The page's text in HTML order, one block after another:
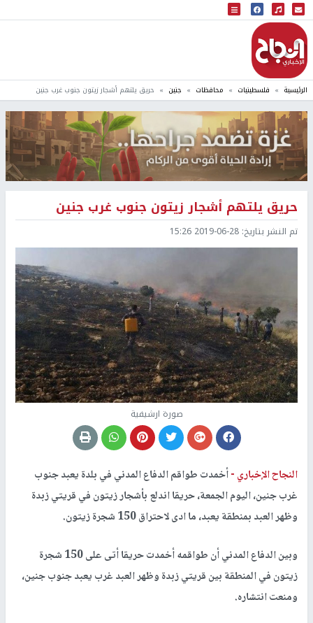
البث المباشر
إذاعة النجاح
الرئيسية فلسطينيات محافظات جنين حريق يلتهم أشجار زيتون جنوب غرب جنين
حريق يلتهم أشجار زيتون جنوب غرب جنين
تم النشر بتاريخ: 2019-06-28 15:26
صورة ارشيفية
النجاح الإخباري -أخمدت طواقم الدفاع المدني في بلدة يعبد جنوب
غرب جنين، اليوم الجمعة، حريقا اندلع بأشجار زيتون في قريتي زبدة
وظهر العبد بمنطقة يعبد، ما ادى لاحتراق 150 شجرة زيتون.
وبين الدفاع المدني أن طواقمه أخمدت حريقا أتى على 150 شجرة
زيتون في المنطقة بين قريتي زبدة وظهر العبد غرب يعبد جنوب جنين،
ومنعت انتشاره.